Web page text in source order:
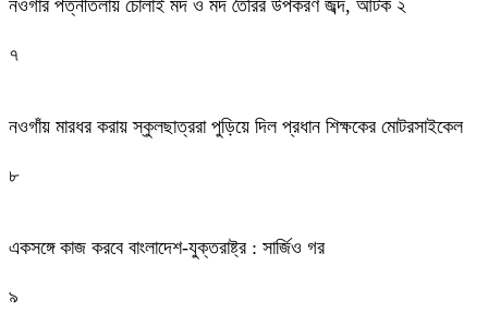
নওগাঁর পত্নীতলায় চোলাই মদ ও মদ তৈরির উপকরণ জব্দ, আটক ২
৭
নওগাঁয় মারধর করায় স্কুলছাত্ররা পুড়িয়ে দিল প্রধান শিক্ষকের মোটরসাইকেল
৮
একসঙ্গে কাজ করবে বাংলাদেশ-যুক্তরাষ্ট্র : সার্জিও গর
৯